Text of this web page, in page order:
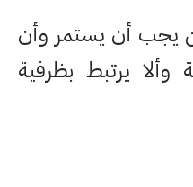
يجب أن يستمر وأن
وألا يرتبط بظرفية